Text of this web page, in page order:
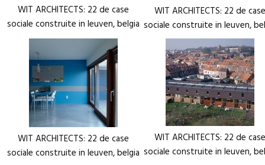
WIT ARCHITECTS: 22 de case
sociale construite in leuven, belgia
WIT ARCHITECTS: 22 de case
sociale construite in leuven,
WIT ARCHITECTS: 22 de case
sociale construite in leuven, belgia
WIT ARCHITECTS: 22 de case
sociale construite in leuven,